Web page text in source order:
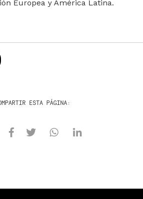
Europea y América Latina.
ESTA PÁGINA: